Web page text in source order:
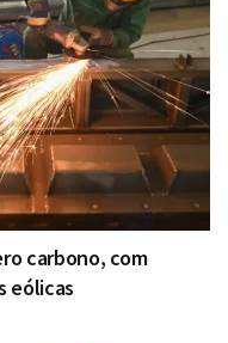
carbono, com
eólicas